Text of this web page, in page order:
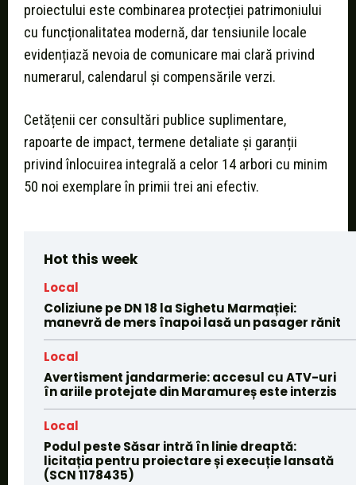
proiectului este combinarea protecției patrimoniului
cu funcționalitatea modernă, dar tensiunile locale
evidențiază nevoia de comunicare mai clară privind
numerarul, calendarul și compensările verzi.
Cetățenii cer consultări publice suplimentare,
rapoarte de impact, termene detaliate și garanții
privind înlocuirea integrală a celor 14 arbori cu minim
50 noi exemplare în primii trei ani efectiv.
Hot this week
Local
Coliziune pe DN 18 la Sighetu Marmației:
manevră de mers înapoi lasă un pasager rănit
Local
Avertisment jandarmerie: accesul cu ATV-uri
în ariile protejate din Maramureș este interzis
Local
Podul peste Săsar intră în linie dreaptă:
licitația pentru proiectare și execuție lansată
(SCN 1178435)